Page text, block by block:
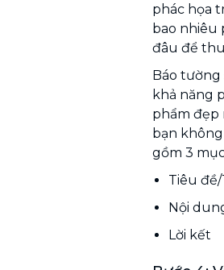
phác họa
bao nhiêu
đâu để
Báo tường
khả năng
phẩm đẹp
bạn
gồm 3
Tiêu
Nội
Lời kết